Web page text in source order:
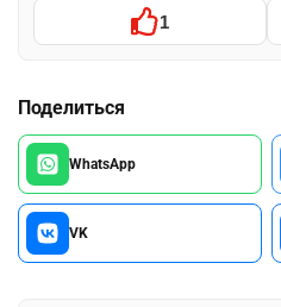
1
Поделиться
WhatsApp
VK